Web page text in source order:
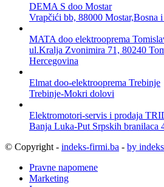
DEMA S doo Mostar
Vrapčići bb, 88000 Mostar,Bosna
MATA doo elektrooprema
ul.Kralja Zvonimira 71, 80240
Hercegovina
Elmat doo-elektrooprema Trebinje
Trebinje-Mokri dolovi
Elektromotori-servis i prodaja
Banja Luka-Put Srpskih branilaca
© Copyright - indeks-firmi.ba - by
Pravne napomene
Marketing